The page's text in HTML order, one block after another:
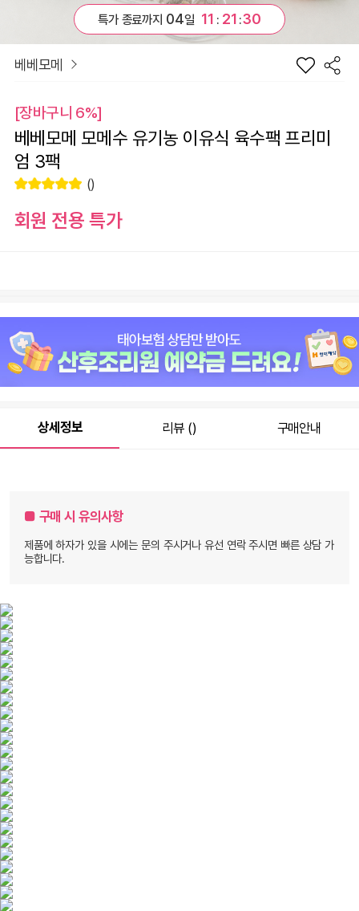
특가 종료까지 04일 11 : 21 :30
베베모메
[장바구니 6%]
베베모메 모메수 유기농 이유식 육수팩 프리미
엄 3팩
()
회원 전용 특가
22,900원
총 상품 금액 22,900원
바
니
선
하
기
상세정보 리뷰 () 구매안내
■ 구매 시 유의사항
제품에 하자가 있을 시에는 문의 주시거나 유선 연락 주시면 빠른 상담 가
능합니다.